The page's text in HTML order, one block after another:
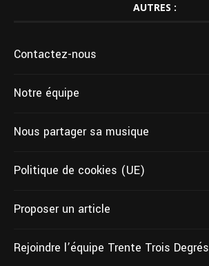
AUTRES :
Contactez-nous
Notre équipe
Nous partager sa musique
Politique de cookies (UE)
Proposer un article
Rejoindre l’équipe Trente Trois Degrés